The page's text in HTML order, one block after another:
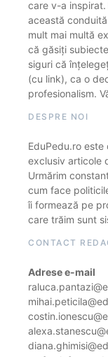
care v-a inspirat.
această
mult mai multă
că găsiți
siguri că
(cu link), ca o
profesionalism.
DESPRE NOI
EduPedu.ro
exclusiv articole
Urmărim
cum face
îi formează pe
care trăim sunt
CONTACT
Adrese e-mail